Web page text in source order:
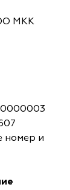
МКК
номер и